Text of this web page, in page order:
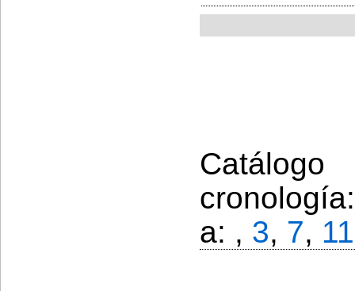
a: , 3, 7, 11